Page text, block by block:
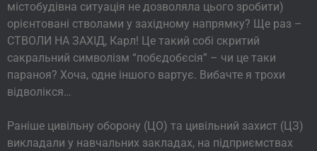
містобудівна ситуація не дозволяла цього зробити)
орієнтовані стволами у західному напрямку? Ще раз –
СТВОЛИ НА ЗАХІД, Карл! Це такий собі скритий
сакральний символізм “побєдобєсія” – чи це таки
параноя? Хоча, одне іншого вартує. Вибачте я трохи
відволікся…
Раніше цивільну оборону (ЦО) та цивільний захист (ЦЗ)
викладали у навчальних закладах, на підприємствах